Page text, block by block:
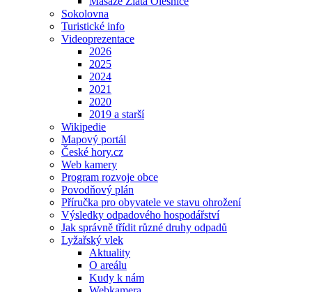
Sokolovna
Turistické info
Videoprezentace
2026
2025
2024
2021
2020
2019 a starší
Wikipedie
Mapový portál
České hory.cz
Web kamery
Program rozvoje obce
Povodňový plán
Příručka pro obyvatele ve stavu ohrožení
Výsledky odpadového hospodářství
Jak správně třídit různé druhy odpadů
Lyžařský vlek
Aktuality
O areálu
Kudy k nám